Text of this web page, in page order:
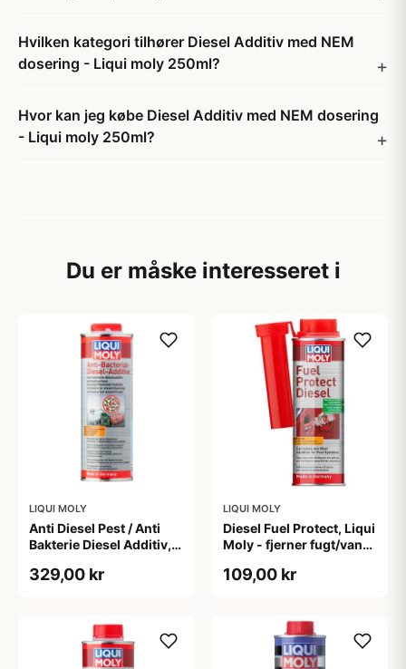
Hvilken kategori tilhører Diesel Additiv med NEM
dosering - Liqui moly 250ml?
Hvor kan jeg købe Diesel Additiv med NEM dosering
- Liqui moly 250ml?
Du er måske interesseret i
LIQUI MOLY
Anti Diesel Pest / Anti
Bakterie Diesel Additiv,
329,00 kr
LIQUI MOLY
Diesel Fuel Protect, Liqui
Moly - fjerner fugt/vand
109,00 kr